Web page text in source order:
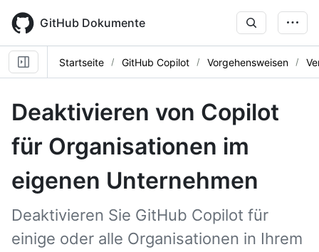
main
content
GitHub Dokumente
Startseite GitHub Copilot Vorgehensweisen
Deaktivieren von Copilot
für Organisationen im
eigenen Unternehmen
Deaktivieren Sie GitHub Copilot für
einige oder alle Organisationen in Ihrem